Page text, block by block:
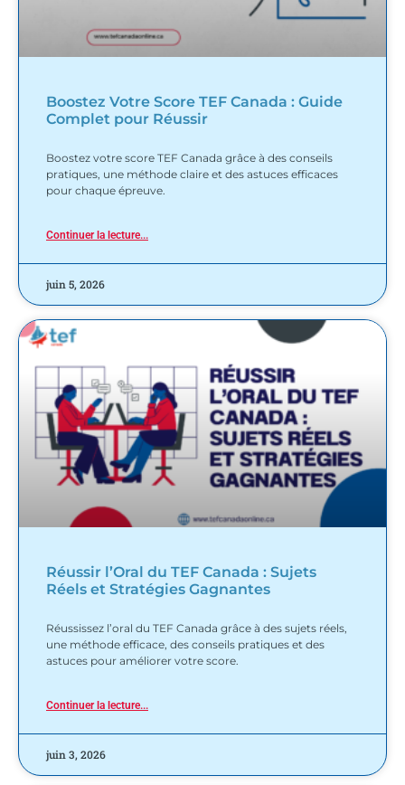
Boostez Votre Score TEF Canada : Guide
Complet pour Réussir
Boostez votre score TEF Canada grâce à des conseils
pratiques, une méthode claire et des astuces efficaces
pour chaque épreuve.
Continuer la lecture...
juin 5, 2026
Réussir l’Oral du TEF Canada : Sujets
Réels et Stratégies Gagnantes
Réussissez l’oral du TEF Canada grâce à des sujets réels,
une méthode efficace, des conseils pratiques et des
astuces pour améliorer votre score.
Continuer la lecture...
juin 3, 2026